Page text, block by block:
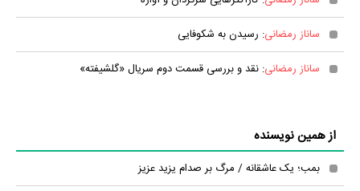
ساناز رمضانی: رسیدن به شکوفایی
ساناز رمضانی: نقد و بررسی قسمت دوم سریال «گلشیفته»
از همین نویسنده
بمب؛ یک عاشقانه / مرگ بر صدام یزید عزیز